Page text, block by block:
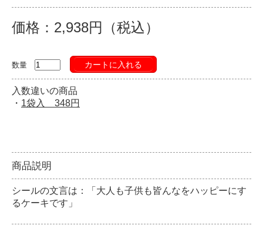
価格：2,938円（税込）
数量 カートに入れる
入数違いの商品
・ 1袋入 348円
商品説明
シールの文言は：「大人も子供も皆んなをハッピーにす
るケーキです」